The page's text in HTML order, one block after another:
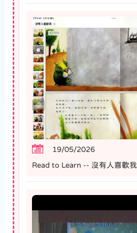
19/05/2026
Read to Learn -- 沒有人喜歡我